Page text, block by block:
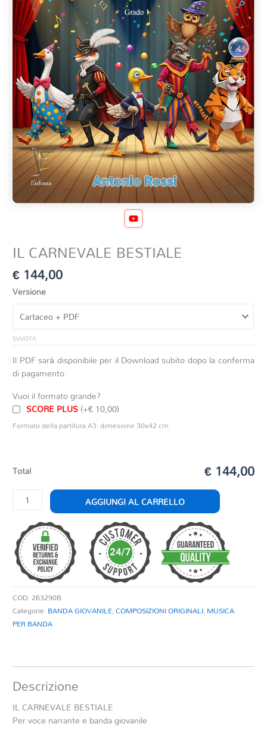
IL CARNEVALE BESTIALE
€ 144,00
Versione
SVUOTA
Il PDF sarà disponibile per il Download subito dopo la conferma
di pagamento.
Vuoi il formato grande?
SCORE PLUS(+€ 10,00)
Formato della partitura A3: dimesione 30x42 cm
Total € 144,00
IL
CARNEVALE
BESTIALE
quantità
AGGIUNGI AL CARRELLO
COD:263290B
Categorie: BANDA GIOVANILE,COMPOSIZIONI ORIGINALI, MUSICA
PER BANDA
Descrizione
IL CARNEVALE BESTIALE
Per voce narrante e banda giovanile